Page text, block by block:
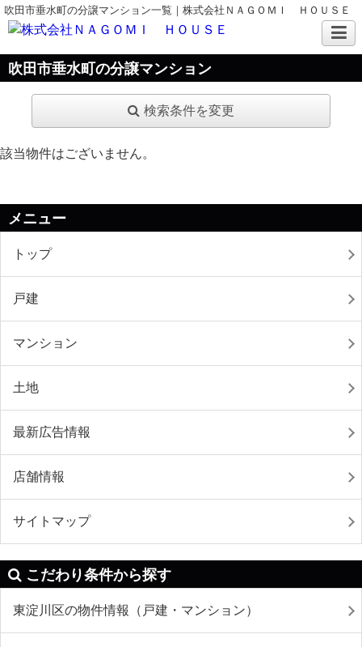
吹田市垂水町の分譲マンション一覧｜株式会社ＮＡＧＯＭＩ ＨＯＵＳＥ
吹田市垂水町の分譲マンション
検索条件を変更
該当物件はございません。
メニュー
トップ
戸建
マンション
土地
最新広告情報
店舗情報
サイトマップ
こだわり条件から探す
東淀川区の物件情報（戸建・マンション）